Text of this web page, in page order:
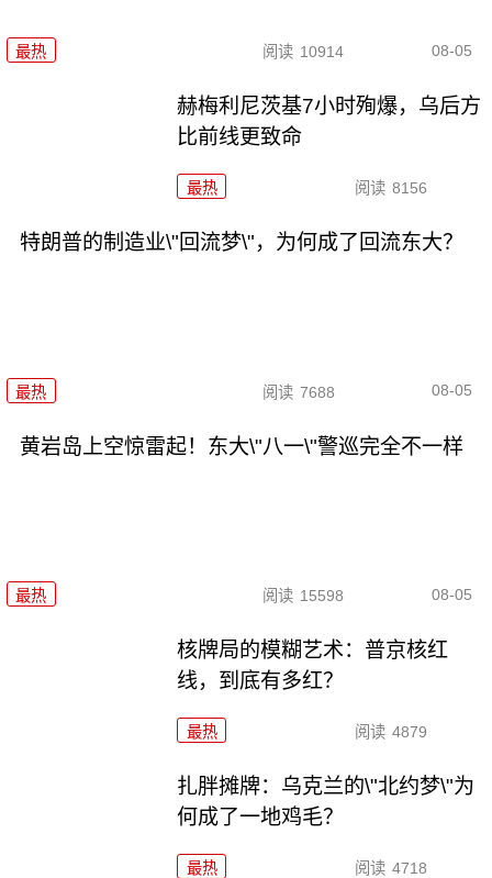
最热 阅读 10914 08-05
赫梅利尼茨基7小时殉爆，乌后方
比前线更致命
最热 阅读 8156
特朗普的制造业\"回流梦\"，为何成了回流东大？
最热 阅读 7688 08-05
黄岩岛上空惊雷起！东大\"八一\"警巡完全不一样
最热 阅读 15598 08-05
核牌局的模糊艺术：普京核红
线，到底有多红？
最热 阅读 4879
扎胖摊牌：乌克兰的\"北约梦\"为
何成了一地鸡毛？
最热 阅读 4718